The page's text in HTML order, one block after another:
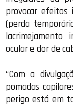
provocar efeitos
(perda
lacrimejamento
ocular e dor de
“Com a
pomadas
perigo está em